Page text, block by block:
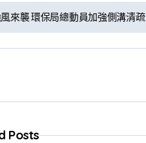
來襲 環保局總動員加強側溝清疏
Posts